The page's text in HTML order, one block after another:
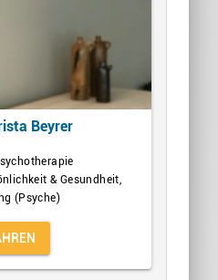
Beyrer
& Gesundheit,
(Psyche)